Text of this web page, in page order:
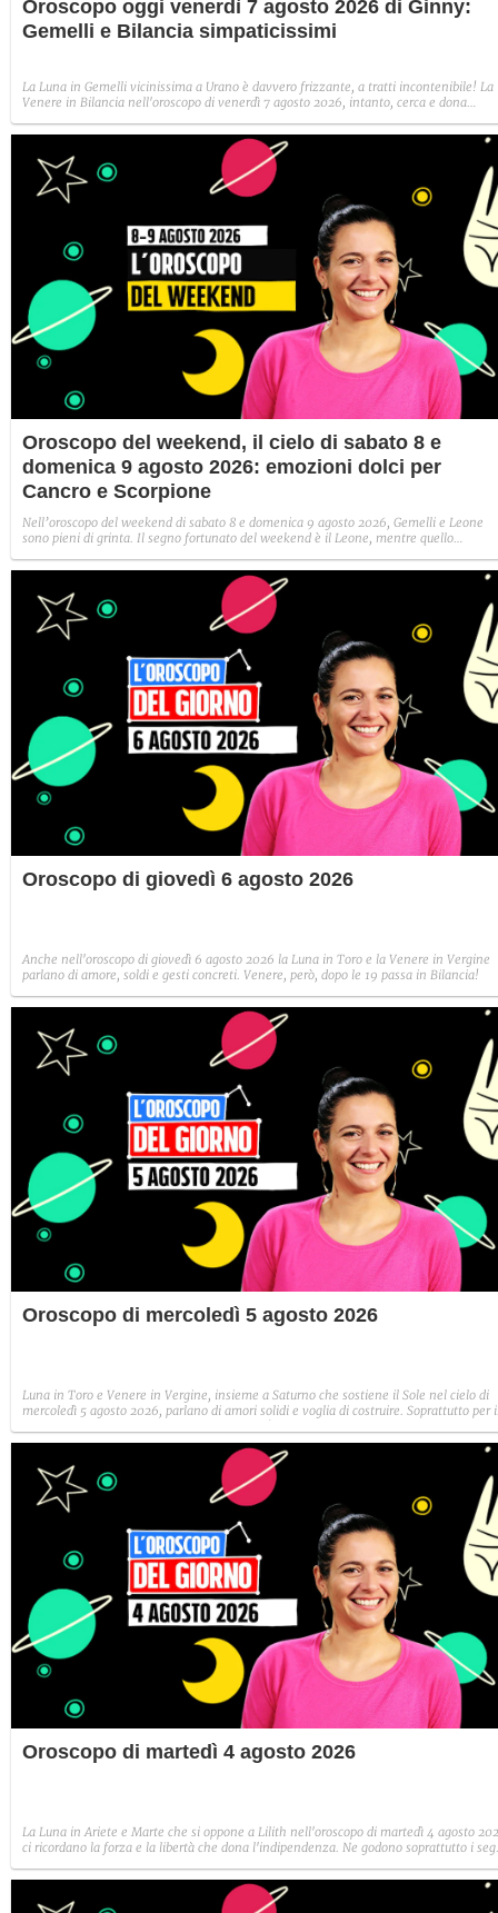
Oroscopo oggi venerdì 7 agosto 2026 di Ginny:
Gemelli e Bilancia simpaticissimi
La Luna in Gemelli vicinissima a Urano è davvero frizzante, a tratti incontenibile! La
Venere in Bilancia nell'oroscopo di venerdì 7 agosto 2026, intanto, cerca e dona
Oroscopo del weekend, il cielo di sabato 8 e
domenica 9 agosto 2026: emozioni dolci per
Cancro e Scorpione
Nell’oroscopo del weekend di sabato 8 e domenica 9 agosto 2026, Gemelli e Leone
sono pieni di grinta. Il segno fortunato del weekend è il Leone, mentre quello
Oroscopo di giovedì 6 agosto 2026
Anche nell'oroscopo di giovedì 6 agosto 2026 la Luna in Toro e la Venere in Vergine
parlano di amore, soldi e gesti concreti. Venere, però, dopo le 19 passa in Bilancia!
Oroscopo di mercoledì 5 agosto 2026
Luna in Toro e Venere in Vergine, insieme a Saturno che sostiene il Sole nel cielo di
mercoledì 5 agosto 2026, parlano di amori solidi e voglia di costruire. Soprattutto per i
Oroscopo di martedì 4 agosto 2026
La Luna in Ariete e Marte che si oppone a Lilith nell'oroscopo di martedì 4 agosto
ci ricordano la forza e la libertà che dona l'indipendenza. Ne godono soprattutto i